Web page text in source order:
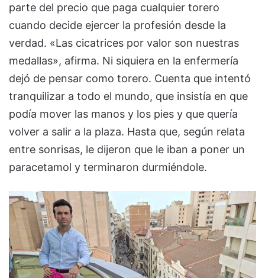
parte del precio que paga cualquier torero
cuando decide ejercer la profesión desde la
verdad. «Las cicatrices por valor son nuestras
medallas», afirma. Ni siquiera en la enfermería
dejó de pensar como torero. Cuenta que intentó
tranquilizar a todo el mundo, que insistía en que
podía mover las manos y los pies y que quería
volver a salir a la plaza. Hasta que, según relata
entre sonrisas, le dijeron que le iban a poner un
paracetamol y terminaron durmiéndole.